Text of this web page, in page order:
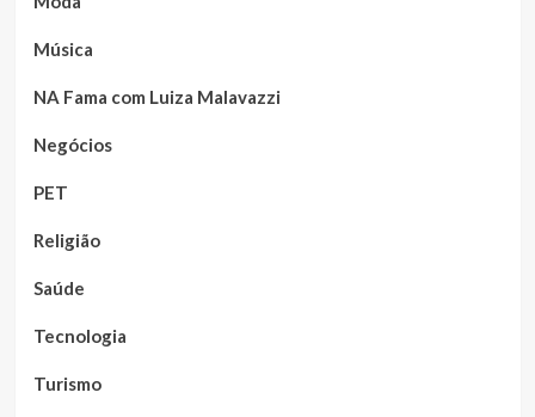
Música
NA Fama com Luiza Malavazzi
Negócios
PET
Religião
Saúde
Tecnologia
Turismo